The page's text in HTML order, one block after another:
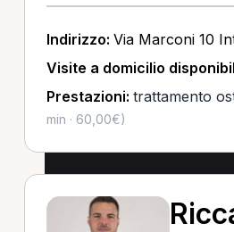
Indirizzo: Via Marconi 10
Visite a domicilio
Prestazioni: trattamento
min · 60,00€)